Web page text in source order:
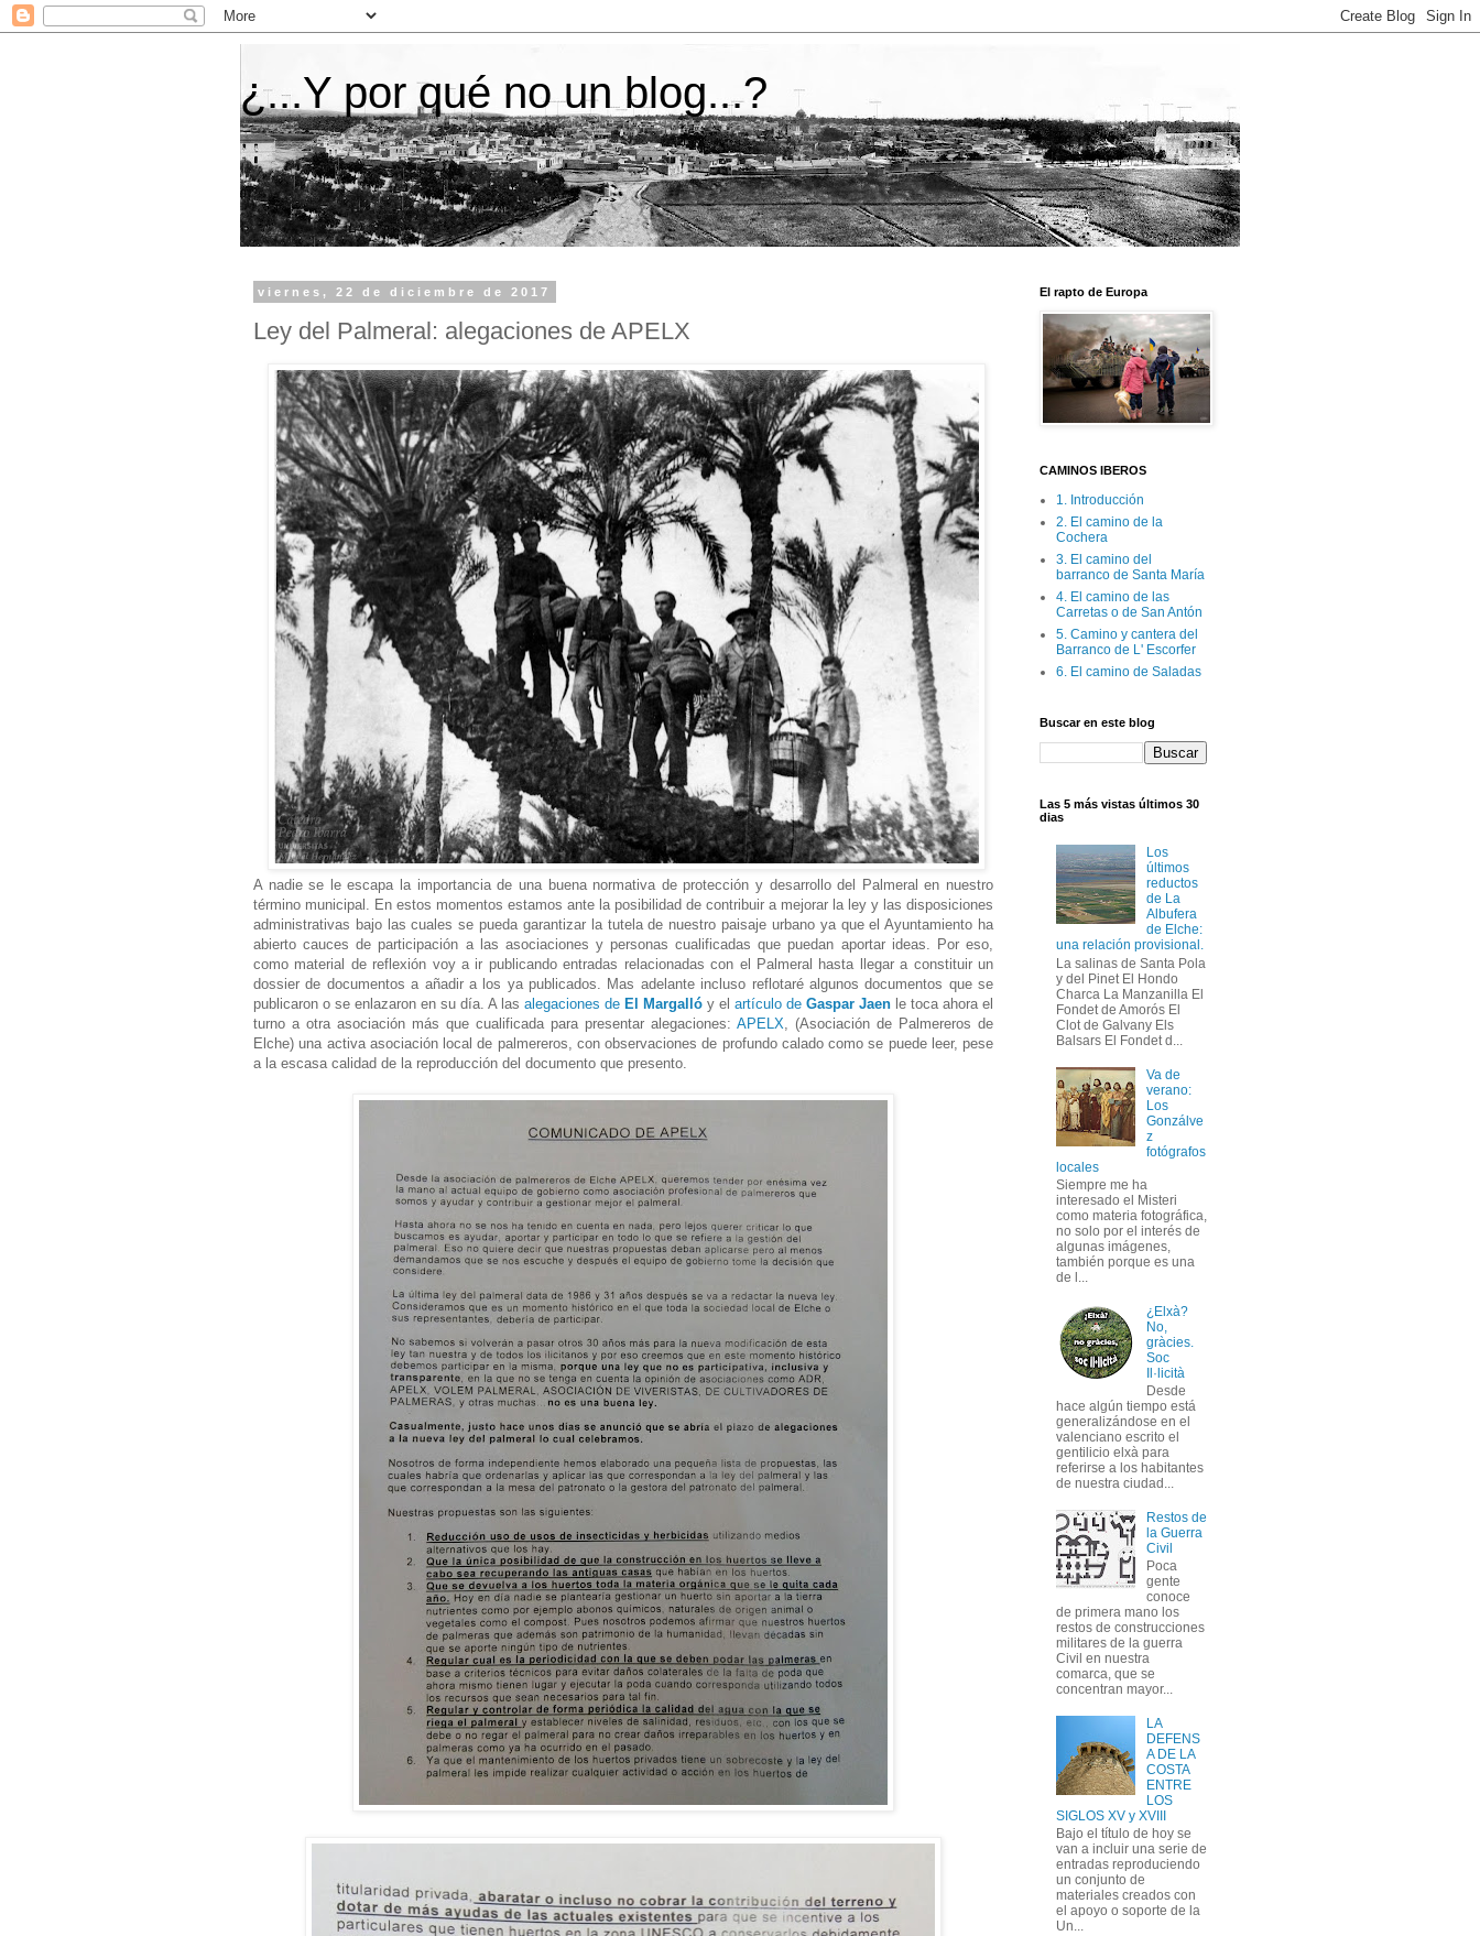
¿...Y por qué no un blog...?
viernes, 22 de diciembre de 2017
Ley del Palmeral: alegaciones de APELX
A nadie se le escapa la importancia de una buena normativa de protección y desarrollo del Palmeral en nuestro
término municipal. En estos momentos estamos ante la posibilidad de contribuir a mejorar la ley y las disposiciones
administrativas bajo las cuales se pueda garantizar la tutela de nuestro paisaje urbano ya que el Ayuntamiento ha
abierto cauces de participación a las asociaciones y personas cualificadas que puedan aportar ideas. Por eso,
como material de reflexión voy a ir publicando entradas relacionadas con el Palmeral hasta llegar a constituir un
dossier de documentos a añadir a los ya publicados. Mas adelante incluso reflotaré algunos documentos que se
publicaron o se enlazaron en su día. A las alegaciones de El Margalló y el artículo de Gaspar Jaen le toca ahora el
turno a otra asociación más que cualificada para presentar alegaciones: APELX , (Asociación de Palmereros de
Elche) una activa asociación local de palmereros, con observaciones de profundo calado como se puede leer, pese
a la escasa calidad de la reproducción del documento que presento.
El rapto de Europa
CAMINOS IBEROS
1. Introducción
2. El camino de la
Cochera
3. El camino del
barranco de Santa María
4. El camino de las
Carretas o de San Antón
5. Camino y cantera del
Barranco de L' Escorfer
6. El camino de Saladas
Buscar en este blog
Las 5 más vistas últimos 30
dias
Los
últimos
reductos
de La
Albufera
de Elche:
una relación provisional.
La salinas de Santa Pola
y del Pinet El Hondo
Charca La Manzanilla El
Fondet de Amorós El
Clot de Galvany Els
Balsars El Fondet d...
Va de
verano:
Los
Gonzálve
z
fotógrafos
locales
Siempre me ha
interesado el Misteri
como materia fotográfica,
no solo por el interés de
algunas imágenes,
también porque es una
de l...
¿Elxà?
No,
gràcies.
Soc
Il·licità
Desde
hace algún tiempo está
generalizándose en el
valenciano escrito el
gentilicio elxà para
referirse a los habitantes
de nuestra ciudad...
Restos de
la Guerra
Civil
Poca
gente
conoce
de primera mano los
restos de construcciones
militares de la guerra
Civil en nuestra
comarca, que se
concentran mayor...
LA
DEFENS
A DE LA
COSTA
ENTRE
LOS
SIGLOS XV y XVIII
Bajo el título de hoy se
van a incluir una serie de
entradas reproduciendo
un conjunto de
materiales creados con
el apoyo o soporte de la
Un...